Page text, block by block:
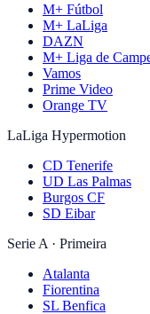
M+ Fútbol
M+ LaLiga
DAZN
M+ Liga de
Vamos
Prime Video
Orange TV
LaLiga Hypermotion
CD Tenerife
UD Las Palmas
Burgos CF
SD Eibar
Serie A · Primeira
Atalanta
Fiorentina
SL Benfica